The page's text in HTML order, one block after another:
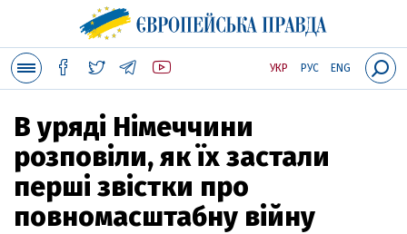
УКР РУС ENG
В уряді Німеччини
розповіли, як їх застали
перші звістки про
повномасштабну війну